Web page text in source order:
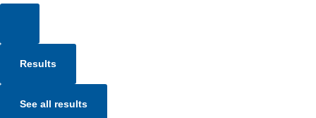
Results
See all results